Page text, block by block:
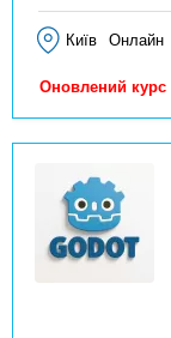
Київ Онлайн
Оновлений курс